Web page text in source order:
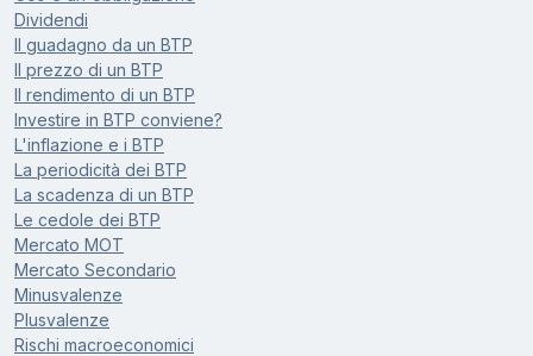
Dividendi
Il guadagno da un BTP
Il prezzo di un BTP
Il rendimento di un BTP
Investire in BTP conviene?
L'inflazione e i BTP
La periodicità dei BTP
La scadenza di un BTP
Le cedole dei BTP
Mercato MOT
Mercato Secondario
Minusvalenze
Plusvalenze
Rischi macroeconomici